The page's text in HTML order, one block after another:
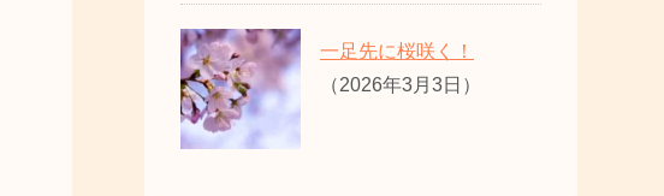
一足先に桜咲く！
（2026年3月3日）